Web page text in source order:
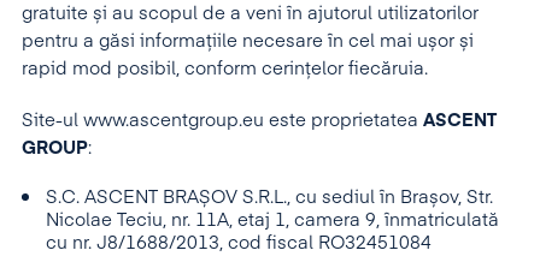
gratuite și au scopul de a veni în ajutorul utilizatorilor
pentru a găsi informațiile necesare în cel mai ușor și
rapid mod posibil, conform cerințelor fiecăruia.
Site-ul www.ascentgroup.eu este proprietatea ASCENT
GROUP:
S.C. ASCENT BRAȘOV S.R.L., cu sediul în Brașov, Str.
Nicolae Teciu, nr. 11A, etaj 1, camera 9, înmatriculată
cu nr. J8/1688/2013, cod fiscal RO32451084